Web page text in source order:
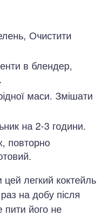
Очистити
в блендер,
маси. Змішати
на 2-3 години.
повторно
легкий коктейль
на добу після
пити його не